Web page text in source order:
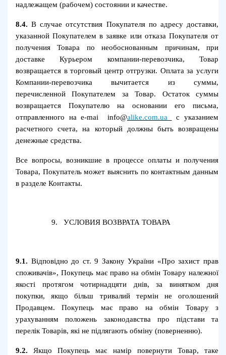
надлежащем (рабочем) состоянии и качестве.
8.4.В случае отсутствия Покупателя по адресу доставки,
указанной Покупателем в заявке или отказа Покупателя от
получения Товара по необоснованным причинам, при
доставке Курьером компании-перевозчика, Товар
возвращается в торговый центр отгрузки. Оплата за услуги
Компании-перевозчика вычитается из суммы,
перечисленной Покупателем за Товар. Остаток суммы
возвращается Покупателю на основании его письма,
отправленного на e-mai
info@alike.com.ua
с указанием
расчетного счета, на который должны быть возвращены
денежные средства.
Все вопросы, возникшие в процессе оплаты и получения
Товара, Покупатель может выяснить по контактным данным
в разделе Контакты.
9. УСЛОВИЯ ВОЗВРАТА ТОВАРА
9.1. Відповідно до ст. 9 Закону України «Про захист прав
споживачів», Покупець має право на обмін Товару належної
якості протягом чотирнадцяти днів, за винятком дня
покупки, якщо більш тривалий термін не оголошений
Продавцем. Покупець має право на обмін Товару з
урахуванням положень законодавства про підстави та
перелік Товарів, які не підлягають обміну (поверненню).
9.2. Якщо Покупець має намір повернути Товар, таке